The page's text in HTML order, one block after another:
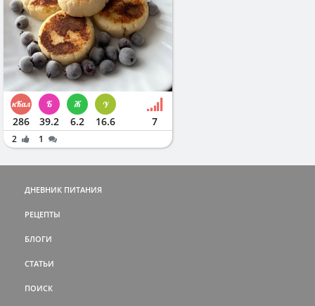
286 39.2 6.2 16.6 7
2 1
ДНЕВНИК ПИТАНИЯ
РЕЦЕПТЫ
БЛОГИ
СТАТЬИ
ПОИСК